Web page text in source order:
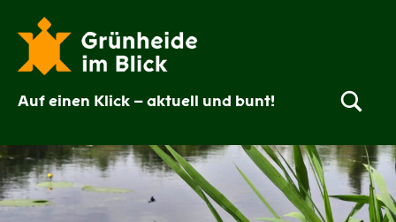
Inhalt
springen
Grünheide
im
Blick
Auf einen Klick – aktuell und bunt!